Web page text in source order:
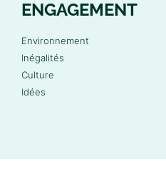
ENGAGEMENT
Environnement
Inégalités
Culture
Idées